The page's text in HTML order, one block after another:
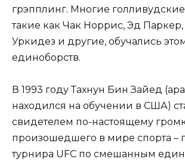
грэпплинг. Многие
такие как Чак Норрис, Эд
Уркидез и другие, обучались
единоборств.
В 1993 году Тахнун Бин Зайед
находился на обучении в США)
свидетелем по-настоящему
произошедшего в мире спорта –
турнира UFC по смешанным